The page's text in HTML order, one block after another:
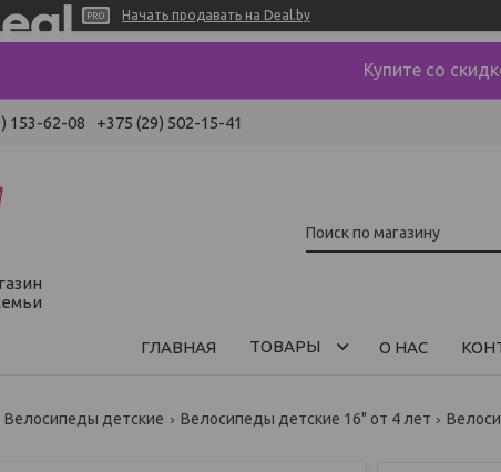
Начать продавать на Deal.by
Купите со
153-62-08 +375 (29) 502-15-41
ГЛАВНАЯ ТОВАРЫ О НАС
Велосипеды детские Велосипеды детские 16" от 4 лет